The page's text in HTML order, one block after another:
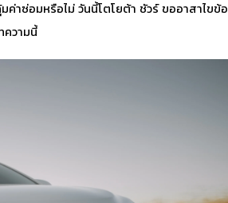
ค่าซ่อมหรือไม่ วันนี้โตโยต้า ชัวร์ ขออาสาไขข้อ
ความนี้